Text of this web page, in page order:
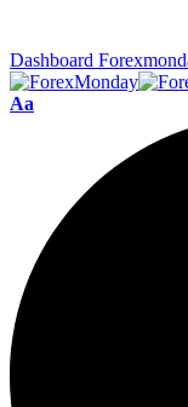
Dashboard
Aa